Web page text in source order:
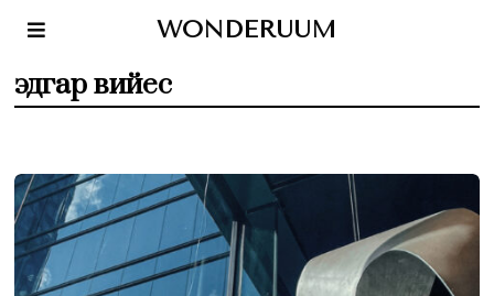
WONDERUUM
эдгар вийес